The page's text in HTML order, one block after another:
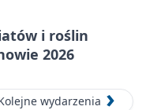
i roślin
2026
wydarzenia